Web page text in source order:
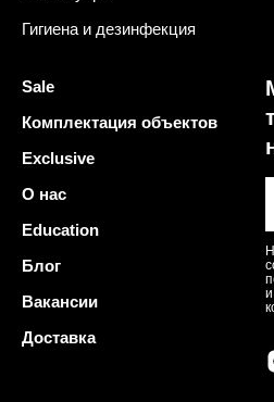
Гигиена и дезинфекция
Sale
Комплектация объектов
Exclusive
О нас
Education
Блог
Вакансии
Доставка